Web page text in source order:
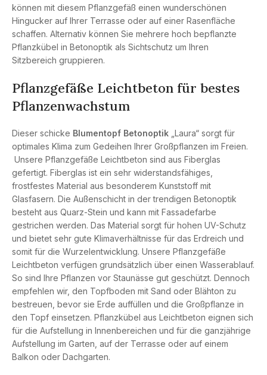
können mit diesem Pflanzgefäß einen wunderschönen
Hingucker auf Ihrer Terrasse oder auf einer Rasenfläche
schaffen. Alternativ können Sie mehrere hoch bepflanzte
Pflanzkübel in Betonoptik als Sichtschutz um Ihren
Sitzbereich gruppieren.
Pflanzgefäße Leichtbeton für bestes
Pflanzenwachstum
Dieser schicke Blumentopf Betonoptik „Laura“ sorgt für
optimales Klima zum Gedeihen Ihrer Großpflanzen im Freien.
Unsere Pflanzgefäße Leichtbeton sind aus Fiberglas
gefertigt. Fiberglas ist ein sehr widerstandsfähiges,
frostfestes Material aus besonderem Kunststoff mit
Glasfasern. Die Außenschicht in der trendigen Betonoptik
besteht aus Quarz-Stein und kann mit Fassadefarbe
gestrichen werden. Das Material sorgt für hohen UV-Schutz
und bietet sehr gute Klimaverhältnisse für das Erdreich und
somit für die Wurzelentwicklung. Unsere Pflanzgefäße
Leichtbeton verfügen grundsätzlich über einen Wasserablauf.
So sind Ihre Pflanzen vor Staunässe gut geschützt. Dennoch
empfehlen wir, den Topfboden mit Sand oder Blähton zu
bestreuen, bevor sie Erde auffüllen und die Großpflanze in
den Topf einsetzen. Pflanzkübel aus Leichtbeton eignen sich
für die Aufstellung in Innenbereichen und für die ganzjährige
Aufstellung im Garten, auf der Terrasse oder auf einem
Balkon oder Dachgarten.